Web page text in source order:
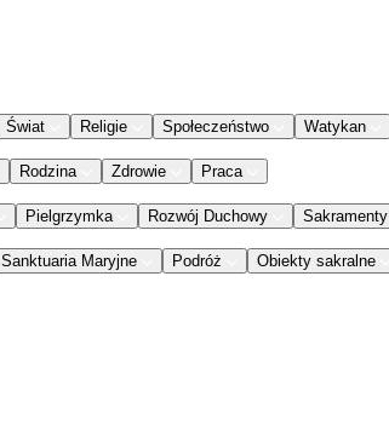
Świat Religie Społeczeństwo Watykan
Rodzina Zdrowie Praca
Pielgrzymka Rozwój Duchowy Sakramenty
Sanktuaria Maryjne Podróż Obiekty sakralne